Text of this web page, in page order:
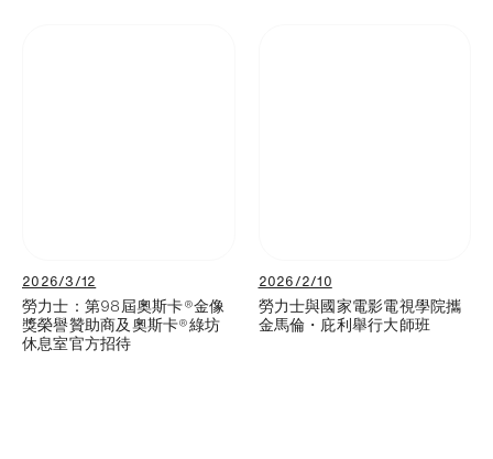
2026/3/12
勞力士：第98屆奧斯卡®金像
獎榮譽贊助商及奧斯卡®綠坊
休息室官方招待
2026/2/10
勞力士與國家電影電視學院攜
金馬倫・庇利舉行大師班